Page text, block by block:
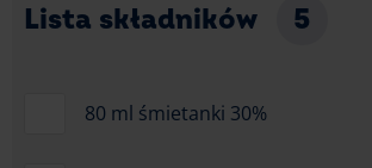
Lista składników 5
80 ml śmietanki 30%